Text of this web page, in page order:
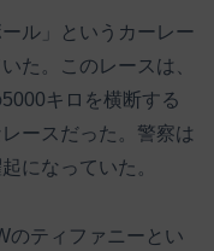
ル」というカーレー
た。このレースは、
キロを横断する
ースだった。警察は
になっていた。
のティファニーとい